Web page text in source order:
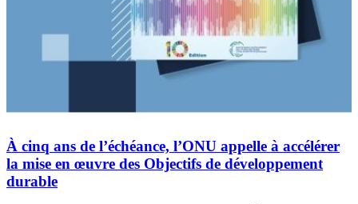
À cinq ans de l’échéance, l’ONU appelle à accélérer
la mise en œuvre des Objectifs de développement
durable